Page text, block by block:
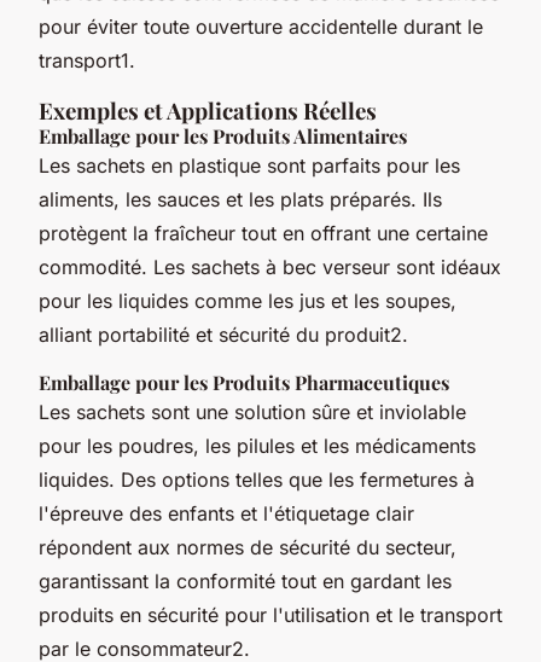
pour éviter toute ouverture accidentelle durant le
transport1.
Exemples et Applications Réelles
Emballage pour les Produits Alimentaires
Les sachets en plastique sont parfaits pour les
aliments, les sauces et les plats préparés. Ils
protègent la fraîcheur tout en offrant une certaine
commodité. Les sachets à bec verseur sont idéaux
pour les liquides comme les jus et les soupes,
alliant portabilité et sécurité du produit2.
Emballage pour les Produits Pharmaceutiques
Les sachets sont une solution sûre et inviolable
pour les poudres, les pilules et les médicaments
liquides. Des options telles que les fermetures à
l'épreuve des enfants et l'étiquetage clair
répondent aux normes de sécurité du secteur,
garantissant la conformité tout en gardant les
produits en sécurité pour l'utilisation et le transport
par le consommateur2.